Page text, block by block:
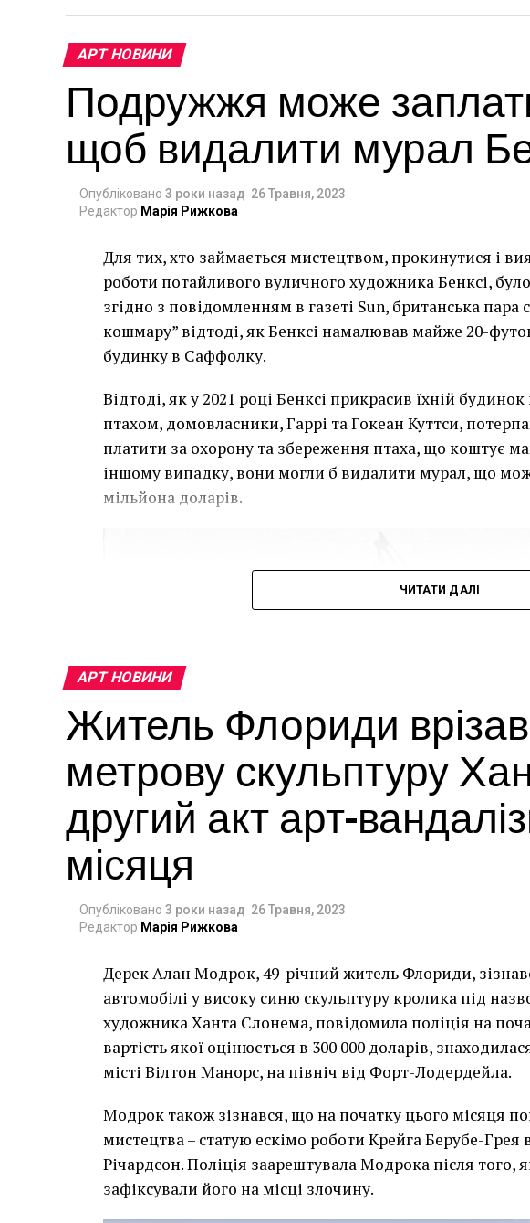
АРТ НОВИНИ
Подружжя може
щоб видалити мурал
Опубліковано 3 роки назад 26 Травня, 2023
Редактор Марія Рижкова
Для тих, хто займається мистецтвом, прокинутися і
роботи потайливого вуличного художника Бенксі,
згідно з повідомленням в газеті Sun, британська
кошмару” відтоді, як Бенксі намалював майже 20-
будинку в Саффолку.
Відтоді, як у 2021 році Бенксі прикрасив їхній
птахом, домовласники, Гаррі та Гокеан Куттси,
платити за охорону та збереження птаха, що коштує
іншому випадку, вони могли б видалити мурал, що
мільйона доларів.
Чоловік позує під макетом чайки, яка ось-ось накинеться на
має ознаки вуличного художника Бенксі, на стіні в Лоустофті
серпня 2021 року. (Фото Джастіна Талліса / AFP)
В інтерв’ю “Таймс” пан Куттс сказав:
“Спочатку це було
розвитком подій це стало
напруженим. Я не
усвідомлює
ЧИТАТИ ДАЛІ
АРТ НОВИНИ
Житель Флориди
метрову скульптуру
другий акт арт-
місяця
Опубліковано 3 роки назад 26 Травня, 2023
Редактор Марія Рижкова
Дерек Алан Модрок, 49-річний житель Флориди,
автомобілі у високу синю скульптуру кролика під
художника Ханта Слонема, повідомила поліція на
вартість якої оцінюється в 300 000 доларів,
місті Вілтон Манорс, на північ від Форт-Лодердейла.
Модрок також зізнався, що на початку цього місяця
мистецтва – статую ескімо роботи Крейга Берубе-Грея
Річардсон. Поліція заарештувала Модрока після того,
зафіксували його на місці злочину.